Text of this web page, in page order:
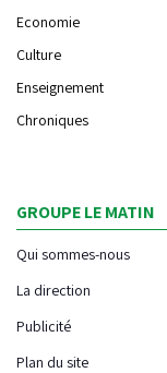
Economie
Culture
Enseignement
Chroniques
GROUPE LE MATIN
Qui sommes-nous
La direction
Publicité
Plan du site